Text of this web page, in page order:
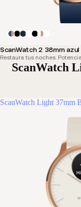
ScanWatch 2 38mm azul
Restaura tus noches.
ScanWatch
ScanWatch Light 37mm